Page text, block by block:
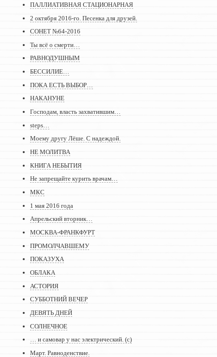
ПАЛЛИАТИВНАЯ СТАЦИОНАРНАЯ
2 октября 2016-го. Песенка для друзей.
СОНЕТ №64-2016
Ты всё о смерти…
РАВНОДУШНЫМ
БЕССИЛИЕ…
ПОКА ЕСТЬ ВЫБОР…
НАКАНУНЕ
Господам, власть захватившим…
steps…
Моему другу Лёше. С надеждой.
НЕ МОЛИТВА
КНИГА НЕБЫТИЯ
Не запрещайте курить врачам…
МКС
1 мая 2016 года
Апрельский вторник…
МОСКВА-ФРАНКФУРТ
ПРОМОЛЧАВШЕМУ
ПОКАЗУХА
ОБЛАКА
АСТОРИЯ
СУББОТНИЙ ВЕЧЕР
ДЕВЯТЬ ДНЕЙ
СОЛНЕЧНОЕ
… и самовар у нас электрический. (с)
Март. Равноденствие.